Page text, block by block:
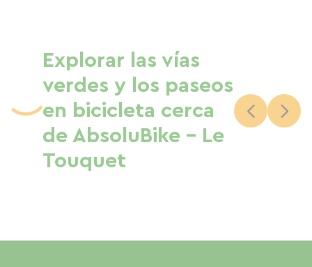
Explorar las vías
verdes y los paseos
en bicicleta cerca
de AbsoluBike - Le
Touquet